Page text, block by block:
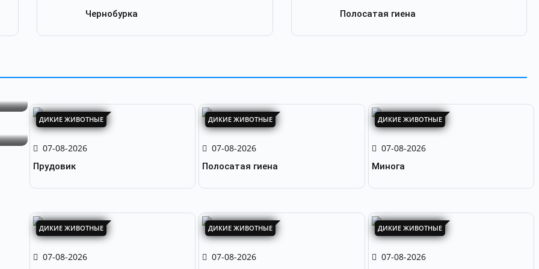
Чернобурка Полосатая гиена
ДИКИЕ ЖИВОТНЫЕ
07-08-2026
Прудовик
ДИКИЕ ЖИВОТНЫЕ
07-08-2026
Полосатая гиена
ДИКИЕ ЖИВОТНЫЕ
07-08-2026
Минога
ДИКИЕ ЖИВОТНЫЕ
07-08-2026
ДИКИЕ ЖИВОТНЫЕ
07-08-2026
ДИКИЕ ЖИВОТНЫЕ
07-08-2026